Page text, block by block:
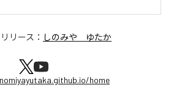
リース： しのみや ゆたか
home